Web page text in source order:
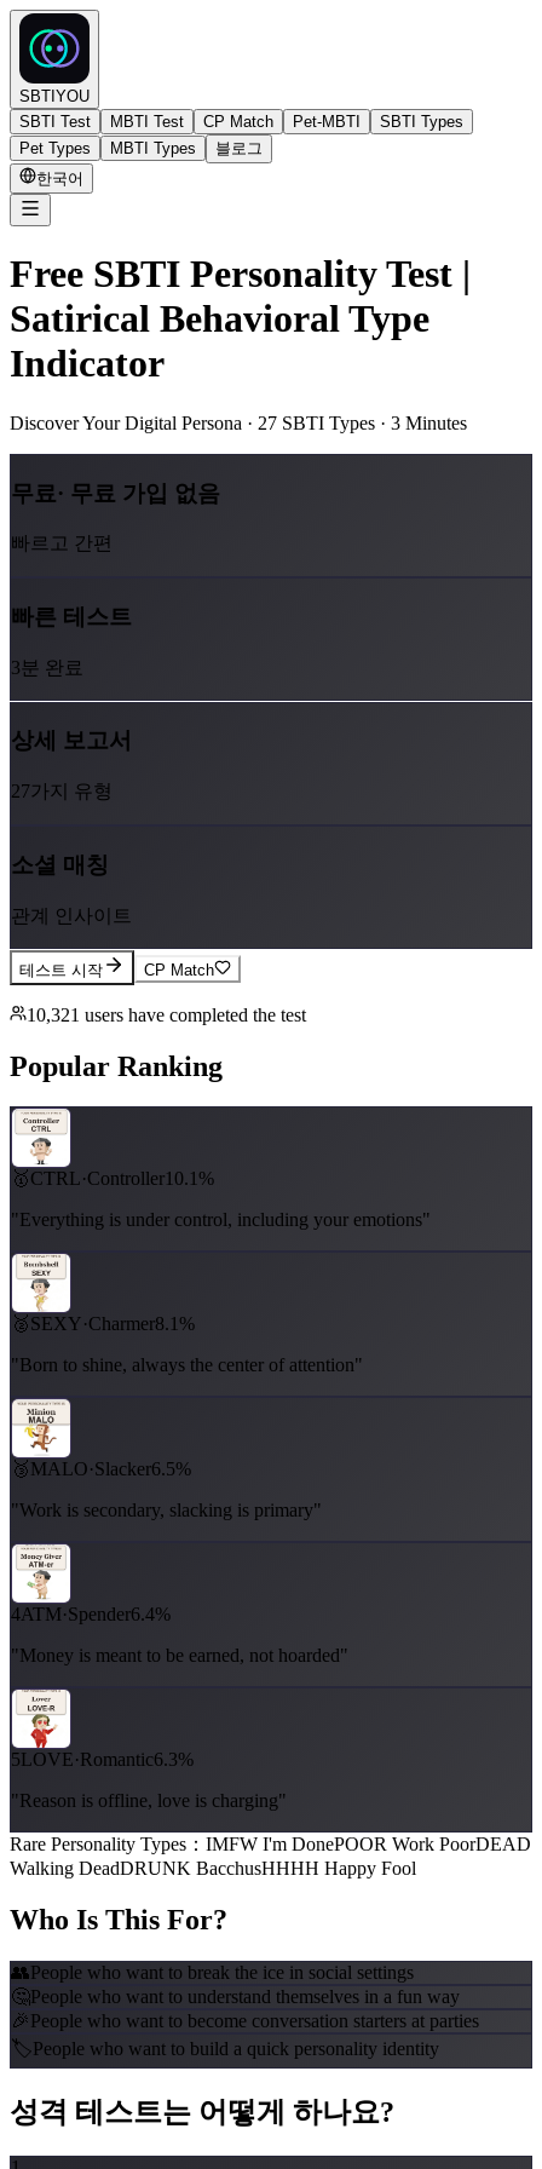
SBTIYOU
SBTI Test
MBTI Test CP Match Pet-MBTI
SBTI Types
Pet Types
MBTI Types
블로그
한국어
Free SBTI Personality Test |
Satirical Behavioral Type
Indicator
Discover Your Digital Persona · 27 SBTI Types · 3 Minutes
무료· 무료 가입 없음
빠르고 간편
빠른 테스트
3분 완료
상세 보고서
27가지 유형
소셜 매칭
관계 인사이트
테스트 시작 CP Match
10,321 users have completed the test
Popular Ranking
🥇CTRL·Controller10.1%
"Everything is under control, including your emotions"
🥈SEXY·Charmer8.1%
"Born to shine, always the center of attention"
🥉MALO·Slacker6.5%
"Work is secondary, slacking is primary"
4ATM·Spender6.4%
"Money is meant to be earned, not hoarded"
5LOVE·Romantic6.3%
"Reason is offline, love is charging"
Rare Personality Types ： IMFW I'm DonePOOR Work PoorDEAD
Walking DeadDRUNK BacchusHHHH Happy Fool
Who Is This For?
👥People who want to break the ice in social settings
🤔People who want to understand themselves in a fun way
🎉People who want to become conversation starters at parties
🏷️People who want to build a quick personality identity
성격 테스트는 어떻게 하나요?